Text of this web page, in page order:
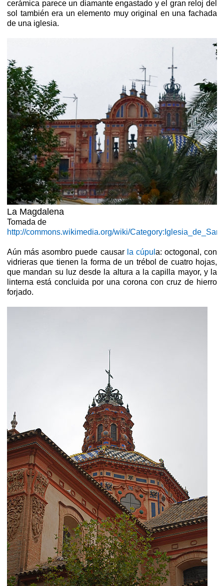
cerámica parece un diamante engastado y el gran reloj del
sol también era un elemento muy original en una fachada
de una iglesia.
La Magdalena
Tomada de
http://commons.wikimedia.org/wiki/
Aún más asombro puede causarla cúpul a: octogonal, con
vidrieras que tienen la forma de un trébol de cuatro hojas,
que mandan su luz desde la altura a la capilla mayor, y la
linterna está concluida por una corona con cruz de hierro
forjado.